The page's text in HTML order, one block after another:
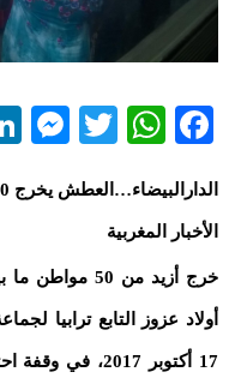
Facebook
الدارالبيضاء…العطش يخرج 50 مواطن إلى الطريق الوطنية رقم 1
الأخبار المغربية
خرج أزيد من
أولاد عزوز التابع ترابيا